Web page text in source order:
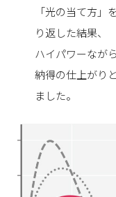
「光の当て方
り返した結果、
ハイパワーなが
納得の仕上がり
ました。